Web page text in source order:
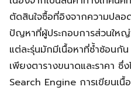
ตัดสินใจซื้อที่อิงจากความปลอ
ปัญหาที่ผู้ประกอบการส่วนให
แต่ละรุ่นมักมีเนื้อหาที่ซ้ำซ้อน
เพียงตารางขนาดและราคา
Search Engine การเขียนเ